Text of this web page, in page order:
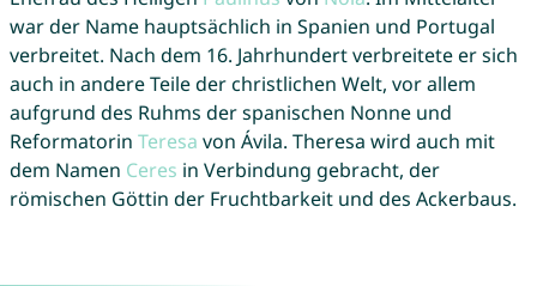
war der Name hauptsächlich in Spanien und Portugal
verbreitet. Nach dem 16. Jahrhundert verbreitete er sich
auch in andere Teile der christlichen Welt, vor allem
aufgrund des Ruhms der spanischen Nonne und
Reformatorin Teresa von Ávila. Theresa wird auch mit
dem Namen Ceres in Verbindung gebracht, der
römischen Göttin der Fruchtbarkeit und des Ackerbaus.